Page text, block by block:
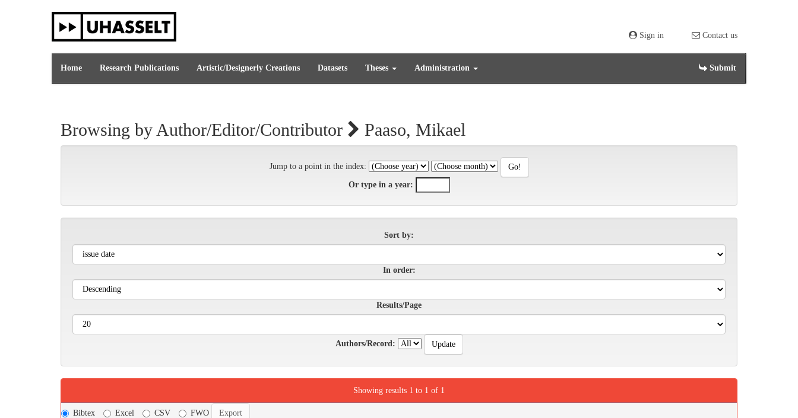
Sign in Contact us
Home Research Publications Artistic/Designerly Creations Datasets Theses Administration Submit
Browsing by Author/Editor/Contributor Paaso, Mikael
Jump to a point in the index:
Or type in a year:
Sort by:
In order:
Results/Page
Authors/Record:
Showing results 1 to 1 of 1
Bibtex Excel CSV FWO